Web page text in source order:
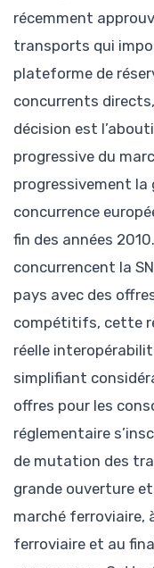
récemment
transports qui
plateforme de
concurrents
décision est
progressive du
progressivement la
concurrence
fin des années
concurrencent la
pays avec des
compétitifs, cette
réelle
simplifiant
offres pour les
réglementaire
de mutation des
grande ouverture
marché ferroviaire,
ferroviaire et au